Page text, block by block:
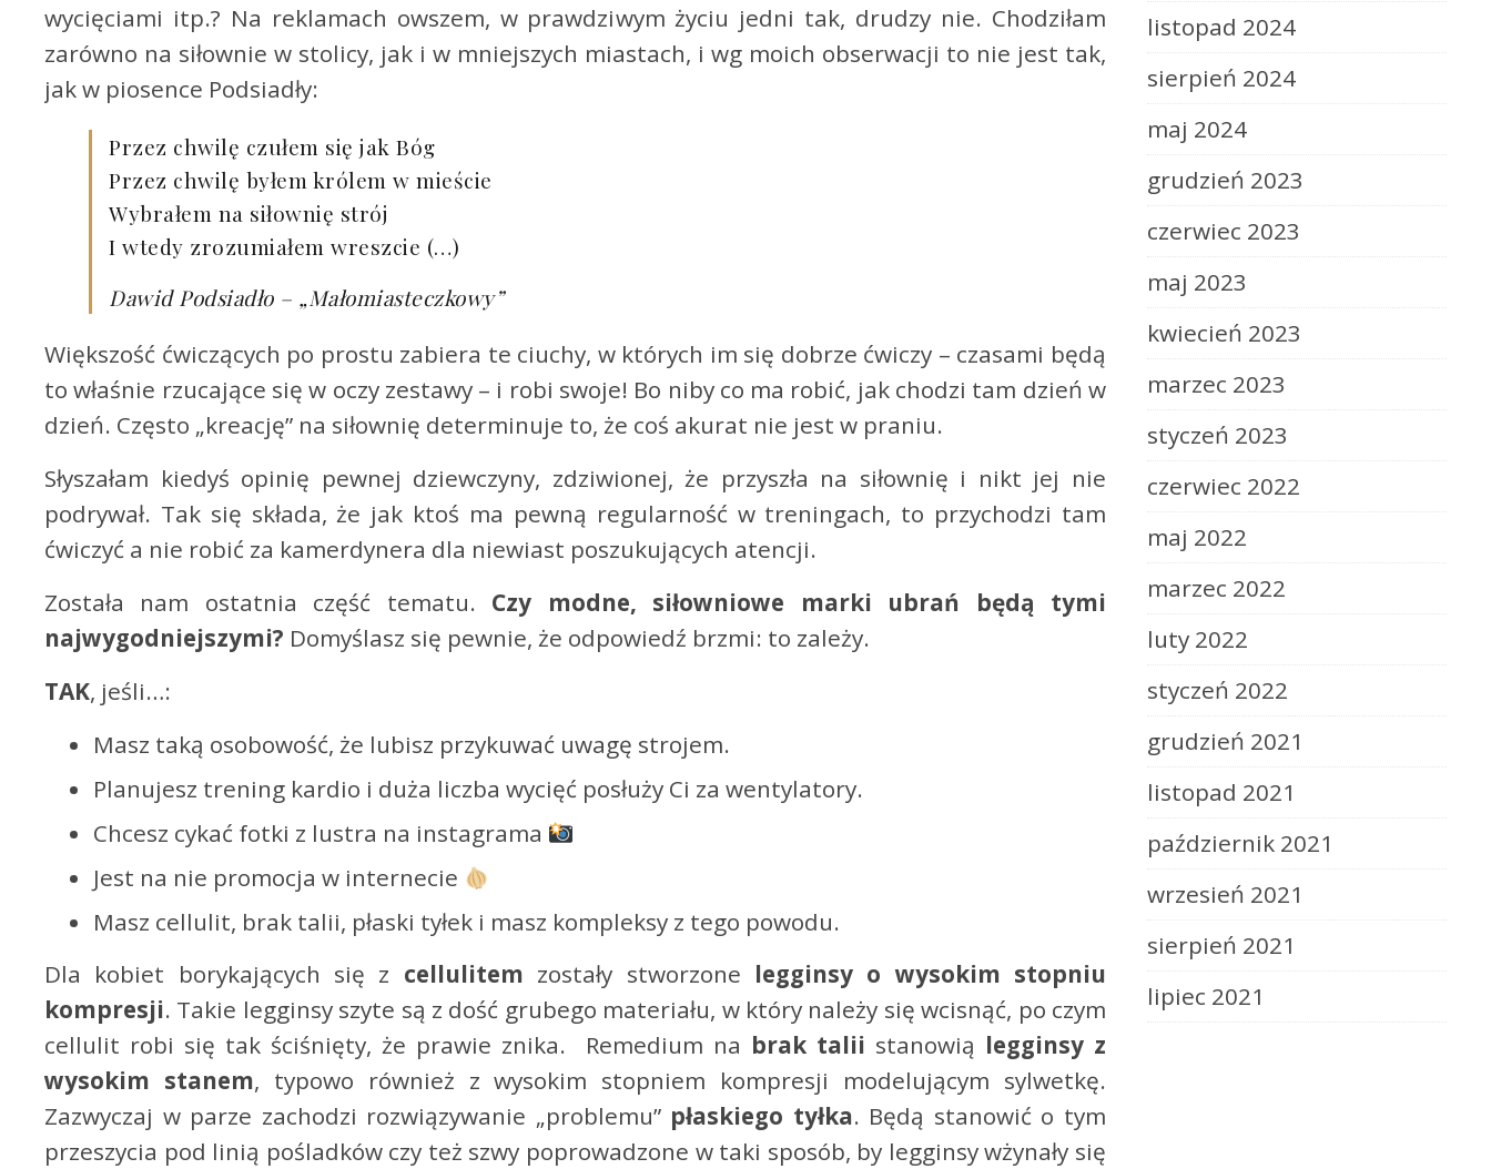
wycięciami itp.? Na reklamach owszem, w prawdziwym życiu jedni tak, drudzy nie. Chodziłam
zarówno na siłownie w stolicy, jak i w mniejszych miastach, i wg moich obserwacji to nie jest tak,
jak w piosence Podsiadły:
Przez chwilę czułem się jak Bóg
Przez chwilę byłem królem w mieście
Wybrałem na siłownię strój
I wtedy zrozumiałem wreszcie (…)
Dawid Podsiadło – „Małomiasteczkowy”
Większość ćwiczących po prostu zabiera te ciuchy, w których im się dobrze ćwiczy – czasami będą
to właśnie rzucające się w oczy zestawy – i robi swoje! Bo niby co ma robić, jak chodzi tam dzień w
dzień. Często „kreację” na siłownię determinuje to, że coś akurat nie jest w praniu.
Słyszałam kiedyś opinię pewnej dziewczyny, zdziwionej, że przyszła na siłownię i nikt jej nie
podrywał. Tak się składa, że jak ktoś ma pewną regularność w treningach, to przychodzi tam
ćwiczyć a nie robić za kamerdynera dla niewiast poszukujących atencji.
Została nam ostatnia część tematu. Czy modne, siłowniowe marki ubrań będą
tymi
najwygodniejszymi? Domyślasz się pewnie, że odpowiedź brzmi: to zależy.
TAK, jeśli…:
Masz taką osobowość, że lubisz przykuwać uwagę strojem.
Planujesz trening kardio i duża liczba wycięć posłuży Ci za wentylatory.
Chcesz cykać fotki z lustra na instagrama
Jest na nie promocja w internecie
Masz cellulit, brak talii, płaski tyłek i masz kompleksy z tego powodu.
Dla kobiet borykających się z cellulitem zostały stworzone legginsy o wysokim stopniu
kompresji. Takie legginsy szyte są z dość grubego materiału, w który należy się wcisnąć, po czym
cellulit robi się tak ściśnięty, że prawie znika. Remedium na brak talii stanowią legginsy z
wysokim stanem, typowo również z wysokim stopniem kompresji modelującym sylwetkę.
Zazwyczaj w parze zachodzi rozwiązywanie „problemu”płaskiego tyłka. Będą stanowić o tym
przeszycia pod linią pośladków czy też szwy poprowadzone w taki sposób, by legginsy wżynały się
listopad 2024
sierpień 2024
maj 2024
grudzień 2023
czerwiec 2023
maj 2023
kwiecień 2023
marzec 2023
styczeń 2023
czerwiec 2022
maj 2022
marzec 2022
luty 2022
styczeń 2022
grudzień 2021
listopad 2021
październik 2021
wrzesień 2021
sierpień 2021
lipiec 2021